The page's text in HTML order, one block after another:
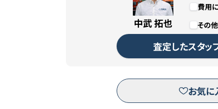
中武 拓也
費用
その他
査定したスタッ
お気に